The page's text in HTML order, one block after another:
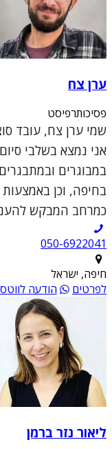
ערן צח
פסיכותרפיסט
אני נמצא בשלבי
בחיפה, וכן באמצעות
כמרחב המבקש
050-6922041
חיפה, ישראל
לפרטים
הודעה
ליאור נזר ברמן